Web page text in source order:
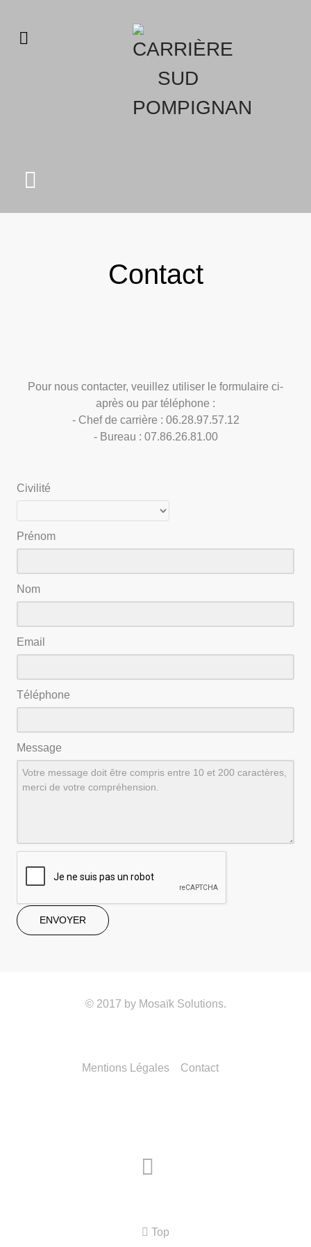
Contact
Pour nous contacter, veuillez utiliser le formulaire ci-
après ou par téléphone :
- Chef de carrière : 06.28.97.57.12
- Bureau : 07.86.26.81.00
Civilité
Prénom
Nom
Email
Téléphone
Message
ENVOYER
© 2017 by Mosaïk Solutions.
Mentions Légales Contact
Top